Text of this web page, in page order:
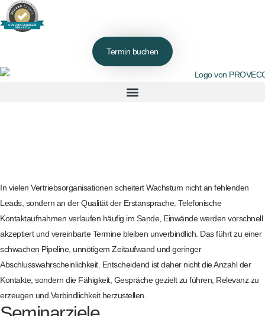
98% EMPFEHLUNGEN
Mehr Infos
Termin buchen
In vielen Vertriebsorganisationen scheitert Wachstum nicht an fehlenden
Leads, sondern an der Qualität der Erstansprache. Telefonische
Kontaktaufnahmen verlaufen häufig im Sande, Einwände werden vorschnell
akzeptiert und vereinbarte Termine bleiben unverbindlich. Das führt zu einer
schwachen Pipeline, unnötigem Zeitaufwand und geringer
Abschlusswahrscheinlichkeit. Entscheidend ist daher nicht die Anzahl der
Kontakte, sondern die Fähigkeit, Gespräche gezielt zu führen, Relevanz zu
erzeugen und Verbindlichkeit herzustellen.